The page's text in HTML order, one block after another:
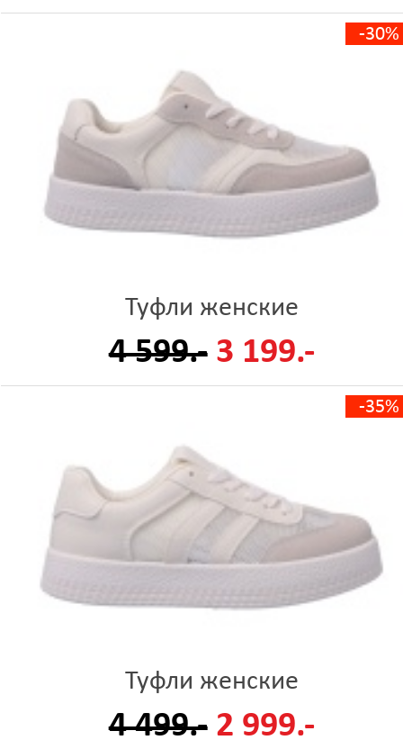
-30%
Туфли женские
4 599.- 3 199.-
-35%
Туфли женские
4 499.- 2 999.-